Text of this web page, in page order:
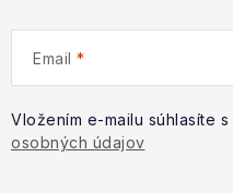
Email
Vložením e-mailu súhlasíte s
osobných údajov